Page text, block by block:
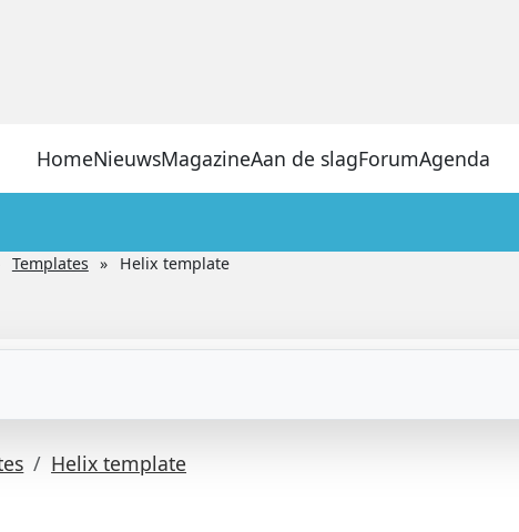
HomeNieuwsMagazineAan de slagForumAgenda
Templates Helix template
Helix template